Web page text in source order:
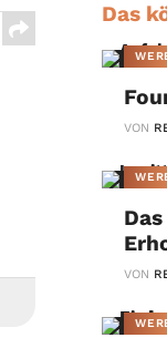
Das
VON
VON